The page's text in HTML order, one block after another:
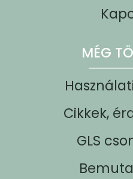
MÉG
Cikkek,
GLS